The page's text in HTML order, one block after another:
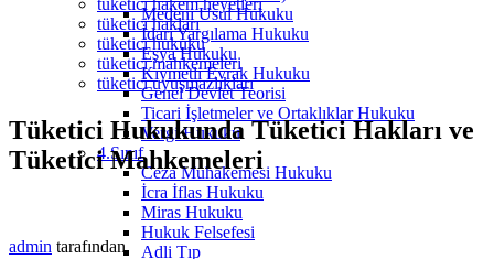
Medeni Usul Hukuku
İdari Yargılama Hukuku
Eşya Hukuku
Kıymetli Evrak Hukuku
Genel Devlet Teorisi
Ticari İşletmeler ve Ortaklıklar Hukuku
Vergi Hukuku
4.Sınıf
Ceza Muhakemesi Hukuku
İcra İflas Hukuku
Miras Hukuku
Hukuk Felsefesi
Adli Tıp
tüketici hakem heyetleri
tüketici hakları
tüketici hukuku
tüketici mahkemeleri
tüketici uyuşmazlıkları
Tüketici Hukukunda Tüketici Hakları ve
Tüketici Mahkemeleri
admin tarafından